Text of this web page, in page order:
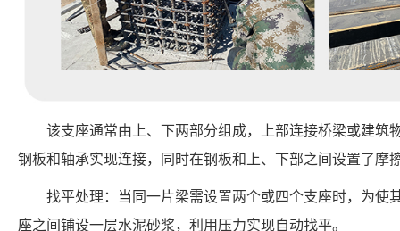
该支座通常由上、下两部分组成，上部连接桥梁或建筑
钢板和轴承实现连接，同时在钢板和上、下部之间设置了摩
找平处理：当同一片梁需设置两个或四个支座时，为使
座之间铺设一层水泥砂浆，利用压力实现自动找平。